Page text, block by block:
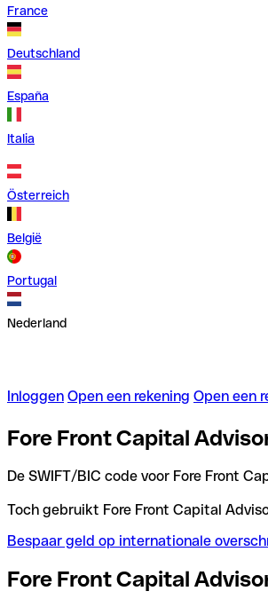
France
Deutschland
España
Italia
Österreich
België
Portugal
Nederland
Inloggen Open een rekening Open een
Fore Front Capital
De SWIFT/BIC code voor Fore Front
Toch gebruikt Fore Front Capital
Bespaar geld op internationale
Fore Front Capital